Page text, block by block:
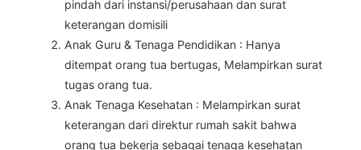
pindah dari instansi/perusahaan dan surat
keterangan domisili
Anak Guru & Tenaga Pendidikan : Hanya
ditempat orang tua bertugas, Melampirkan surat
tugas orang tua.
Anak Tenaga Kesehatan : Melampirkan surat
keterangan dari direktur rumah sakit bahwa
orang tua bekerja sebagai tenaga kesehatan